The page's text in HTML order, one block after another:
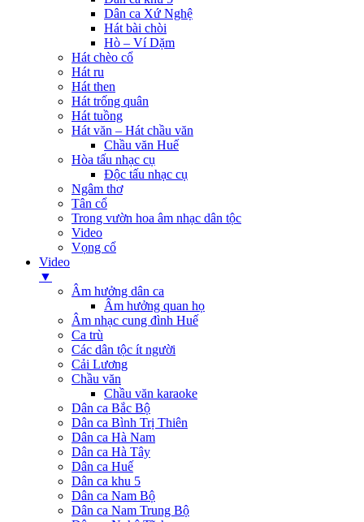
Dân ca Xứ Nghệ
Hát bài chòi
Hò – Ví Dặm
Hát chèo cổ
Hát ru
Hát then
Hát trống quân
Hát tuồng
Hát văn – Hát chầu văn
Chầu văn Huế
Hòa tấu nhạc cụ
Độc tấu nhạc cụ
Ngâm thơ
Tân cổ
Trong vườn hoa âm nhạc dân tộc
Video
Vọng cổ
Video
▼
Âm hưởng dân ca
Âm hưởng quan họ
Âm nhạc cung đình Huế
Ca trù
Các dân tộc ít người
Cải Lương
Chầu văn
Chầu văn karaoke
Dân ca Bắc Bộ
Dân ca Bình Trị Thiên
Dân ca Hà Nam
Dân ca Hà Tây
Dân ca Huế
Dân ca khu 5
Dân ca Nam Bộ
Dân ca Nam Trung Bộ